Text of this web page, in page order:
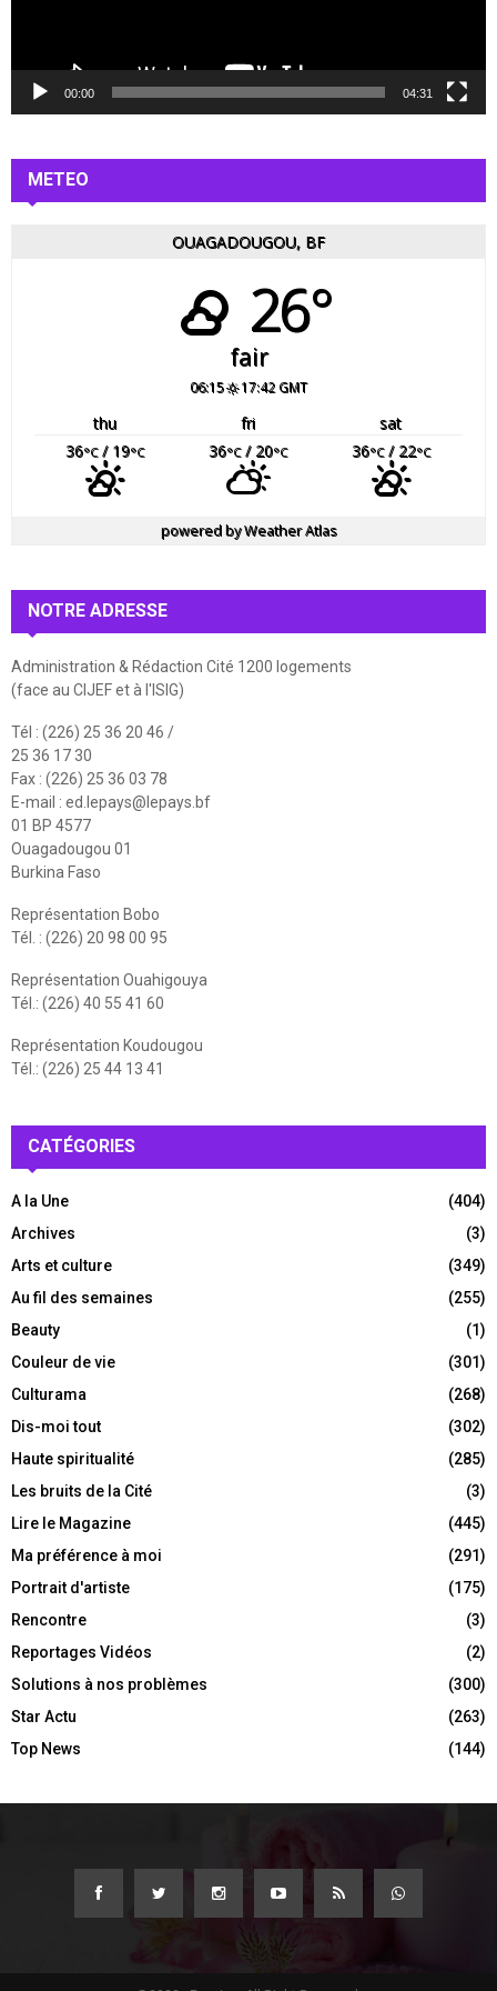
d
o
00:00 04:31
METEO
OUAGADOUGOU, BF
26°
fair
06:15 17:42 GMT
thu fri
sat
36°C/ 19°C 36°C/ 20°C 36°C/ 22°C
powered byWeather Atlas
NOTRE ADRESSE
Administration & Rédaction Cité 1200 logements
(face au CIJEF et à l'ISIG)
Tél : (226) 25 36 20 46 /
25 36 17 30
Fax : (226) 25 36 03 78
E-mail : ed.lepays@lepays.bf
01 BP 4577
Ouagadougou 01
Burkina Faso
Représentation Bobo
Tél. : (226) 20 98 00 95
Représentation Ouahigouya
Tél.: (226) 40 55 41 60
Représentation Koudougou
Tél.: (226) 25 44 13 41
CATÉGORIES
A la Une
(404)
Archives
(3)
Arts et culture
(349)
Au fil des semaines
(255)
Beauty
(1)
Couleur de vie
(301)
Culturama
(268)
Dis-moi tout
(302)
Haute spiritualité
(285)
Les bruits de la Cité
(3)
Lire le Magazine
(445)
Ma préférence à moi
(291)
Portrait d'artiste
(175)
Rencontre
(3)
Reportages Vidéos
(2)
Solutions à nos problèmes
(300)
Star Actu
(263)
Top News
(144)